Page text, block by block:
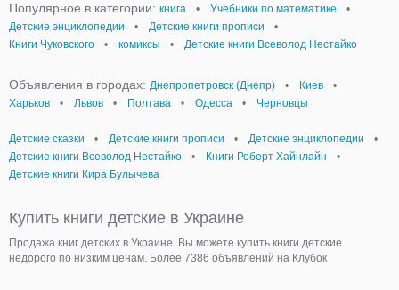
Популярное в категории: книга • Учебники по математике
•
Детские энциклопедии
• Детские книги прописи
•
Книги Чуковского
• комиксы • Детские книги Всеволод Нестайко
Объявления в городах: Днепропетровск (Днепр) • Киев
•
Харьков
• Львов • Полтава • Одесса • Черновцы
Детские сказки • Детские книги прописи • Детские энциклопедии
•
Детские книги Всеволод Нестайко
• Книги Роберт Хайнлайн
•
Детские книги Кира Булычева
Купить книги детские в Украине
Продажа книг детских в Украине. Вы можете купить книги детские
недорого по низким ценам. Более 7386 объявлений на Клубок